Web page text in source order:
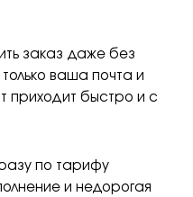
заказ даже без
ваша почта и
приходит быстро и с
по тарифу
и недорогая